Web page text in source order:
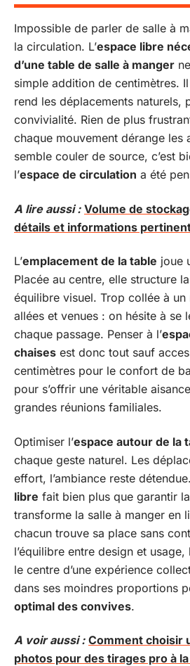
Impossible de parler de salle à
la circulation. L’espace libre
d’une table de salle à manger
simple addition de centimètres.
rend les déplacements naturels,
convivialité. Rien de plus
chaque mouvement dérange les
semble couler de source, c’est
l’espace de circulation a été
A lire aussi : Volume de
détails et informations
L’emplacement de la table joue
Placée au centre, elle structure
équilibre visuel. Trop collée à un
allées et venues : on hésite à se
chaque passage. Penser à l’
chaises est donc tout sauf
centimètres pour le confort de
pour s’offrir une véritable
grandes réunions familiales.
Optimiser l’espace autour de la
chaque geste naturel. Les
effort, l’ambiance reste
libre fait bien plus que garantir
transforme la salle à manger en
chacun trouve sa place sans
l’équilibre entre design et
le centre d’une expérience
dans ses moindres proportions
optimal des convives.
A voir aussi : Comment choisir
photos pour des tirages pro à